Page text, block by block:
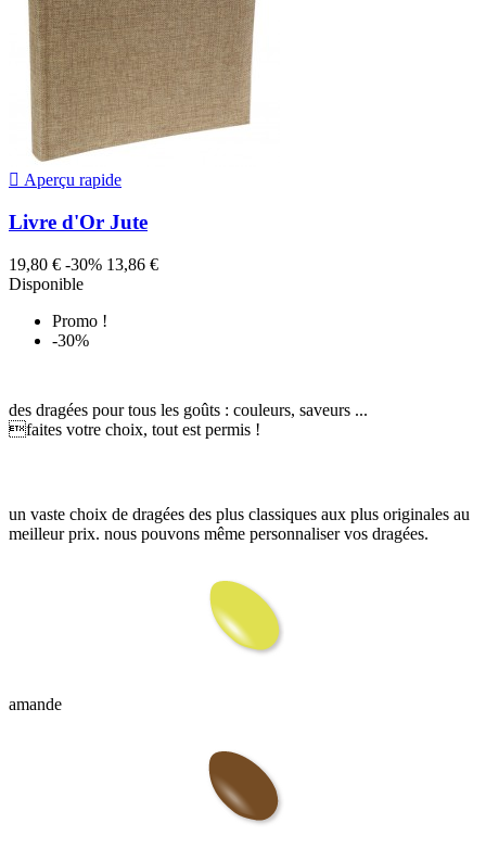
 Aperçu rapide
Livre d'Or Jute
19,80 € -30% 13,86 €
Disponible
Promo !
-30%
des dragées pour tous les goûts : couleurs, saveurs ...
faites votre choix, tout est permis !
un vaste choix de dragées des plus classiques aux plus originales au
meilleur prix. nous pouvons même personnaliser vos dragées.
amande